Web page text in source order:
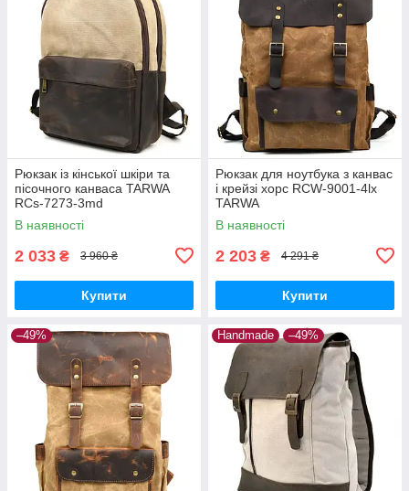
Рюкзак із кінської шкіри та
пісочного канваса TARWA
RCs-7273-3md
В наявності
2 033 ₴ 3 960 ₴
Купити
Рюкзак для ноутбука з канвас
і крейзі хорс RCW-9001-4lx
TARWA
В наявності
2 203 ₴ 4 291 ₴
Купити
–49% Handmade –49%